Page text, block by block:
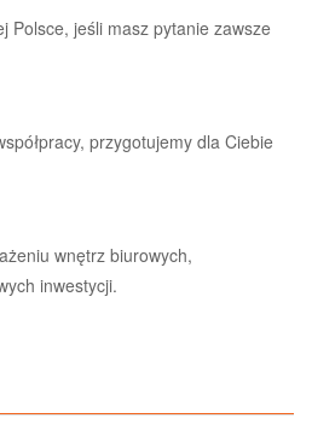
Polsce, jeśli masz pytanie zawsze
przygotujemy dla Ciebie
wnętrz biurowych,
inwestycji.